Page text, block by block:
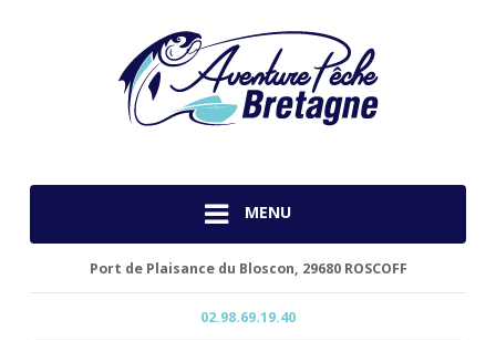
MENU
Port de Plaisance du Bloscon, 29680 ROSCOFF
02.98.69.19.40